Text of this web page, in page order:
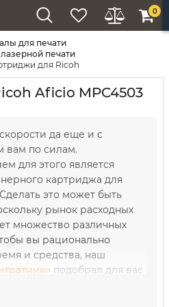
0
для печати
печати
для Ricoh
Aficio MPC4503
да еще и с
вам по силам.
для этого является
картриджа для
это может быть
рынок расходных
множество различных
вы рационально
и средства, наш
подобрал для вас
от ведущих
устройство проверено